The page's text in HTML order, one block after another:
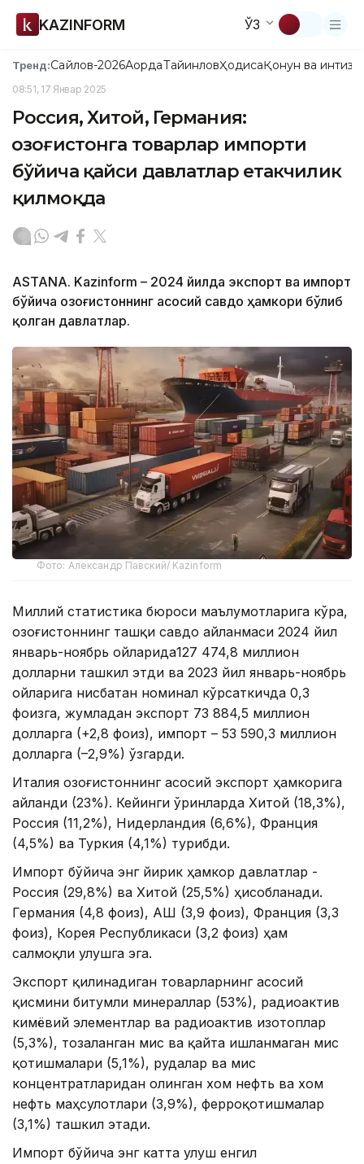
KAZINFORM ЎЗ
Тренд:Сайлов-2026АқордаТайинловҲодисаҚонун ва
08:51, 17 Январ 2025
Россия, Хитой, Германия:
Қозоғистонга товарлар импорти
бўйича қайси давлатлар етакчилик
қилмоқда
ASTANA. Kazinform – 2024 йилда экспорт ва импорт
бўйича Қозоғистоннинг асосий савдо ҳамкори бўлиб
қолган давлатлар.
Фото: Александр Павский/ Kazinform
Миллий статистика бюроси маълумотларига кўра,
Қозоғистоннинг ташқи савдо айланмаси 2024 йил
январь-ноябрь ойларида127 474,8 миллион
долларни ташкил этди ва 2023 йил январь-ноябрь
ойларига нисбатан номинал кўрсаткичда 0,3
фоизга, жумладан экспорт 73 884,5 миллион
долларга (+2,8 фоиз), импорт – 53 590,3 миллион
долларга (–2,9%) ўзгарди.
Италия Қозоғистоннинг асосий экспорт ҳамкорига
айланди (23%). Кейинги ўринларда Хитой (18,3%),
Россия (11,2%), Нидерландия (6,6%), Франция
(4,5%) ва Туркия (4,1%) турибди.
Импорт бўйича энг йирик ҳамкор давлатлар -
Россия (29,8%) ва Хитой (25,5%) ҳисобланади.
Германия (4,8 фоиз), АҚШ (3,9 фоиз), Франция (3,3
фоиз), Корея Республикаси (3,2 фоиз) ҳам
салмоқли улушга эга.
Экспорт қилинадиган товарларнинг асосий
қисмини битумли минераллар (53%), радиоактив
кимёвий элементлар ва радиоактив изотоплар
(5,3%), тозаланган мис ва қайта ишланмаган мис
қотишмалари (5,1%), рудалар ва мис
концентратларидан олинган хом нефть ва хом
нефть маҳсулотлари (3,9%), ферроқотишмалар
(3,1%) ташкил этади.
Импорт бўйича энг катта улуш енгил